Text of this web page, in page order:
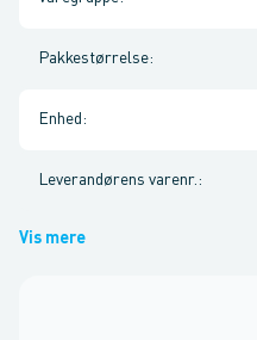
Pakkestørrelse:
Enhed :
Leverandørens varenr. :
Vis mere